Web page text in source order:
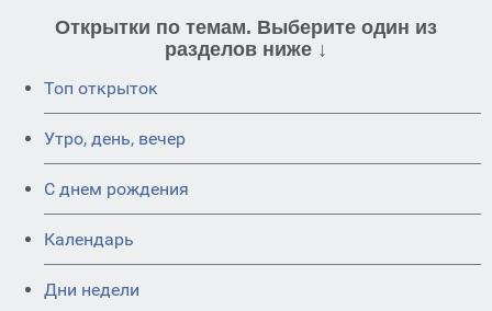
Открытки по темам. Выберите один из
разделов ниже ↓
Топ открыток
Утро, день, вечер
C днем рождения
Календарь
Дни недели